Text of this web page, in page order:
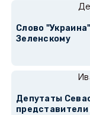
Слово
Зеленскому
Депутаты